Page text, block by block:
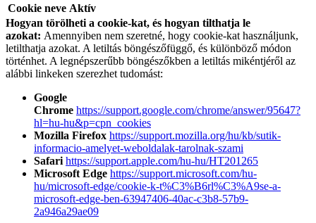
Cookie neve Aktív
Hogyan törölheti a cookie-kat, és hogyan tilthatja le
azokat: Amennyiben nem szeretné, hogy cookie-kat használjunk,
letilthatja azokat. A letiltás böngészőfüggő, és különböző módon
történhet. A legnépszerűbb böngészőkben a letiltás mikéntjéről az
alábbi linkeken szerezhet tudomást:
Google
Chrome https://support.google.com/chrome/answer/95647?
hl=hu-hu&p=cpn_cookies
Mozilla Firefox https://support.mozilla.org/hu/kb/sutik-
informacio-amelyet-weboldalak-tarolnak-szami
Safari https://support.apple.com/hu-hu/HT201265
Microsoft Edge https://support.microsoft.com/hu-
hu/microsoft-edge/cookie-k-t%C3%B6rl%C3%A9se-a-
microsoft-edge-ben-63947406-40ac-c3b8-57b9-
2a946a29ae09